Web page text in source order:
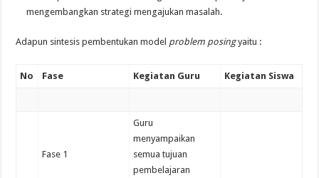
mengembangkan strategi mengajukan masalah.
Adapun sintesis pembentukan model problem posingyaitu :
No Fase Kegiatan Guru Kegiatan Siswa
Fase 1
Guru
menyampaikan
semua tujuan
pembelajaran